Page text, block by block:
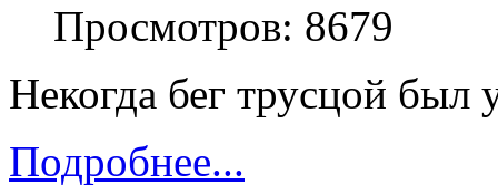
Просмотров: 8679
Некогда бег трусцой был
Подробнее...